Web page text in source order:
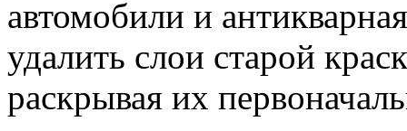
автомобили и
удалить слои старой
раскрывая их